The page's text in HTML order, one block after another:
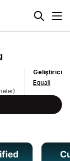
Geliştirici
Equali